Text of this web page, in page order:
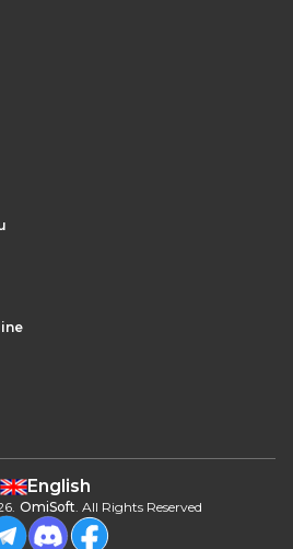
English
. OmiSoft. All Rights Reserved